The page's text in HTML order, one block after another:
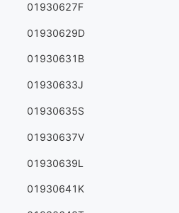
01930627F
01930629D
01930631B
01930633J
01930635S
01930637V
01930639L
01930641K